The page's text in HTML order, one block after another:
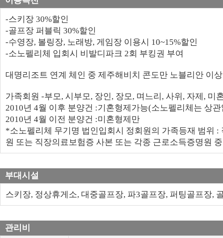
-스키장 30%할인
-골프장 퍼블릭 30%할인
-수영장, 볼링장, 노래방, 게임장 이용시 10~15%할인
-소노펠리체 입회시 비발디파크 2회 부킹권 부여
대명리조트 연계 체인 중 제주해비치 콘도만 노블리안 이
가족회원 -부모, 시부모, 장인, 장모, 며느리, 사위, 자제, 미
2010년 4월 이후 분양건 :기혼형제가능(소노펠리체는 상
2010년 4월 이전 분양건 :미혼형제만
*소노펠리체 무기명 법인입회시 정회원의 가족등재 범위
원 또는 직장의료보험증 사본 또는 각종 근로소득증명원
부대시설
스키장, 정상휴게소, 대중골프장, 파3골프장, 퍼팅골프장,
관리비